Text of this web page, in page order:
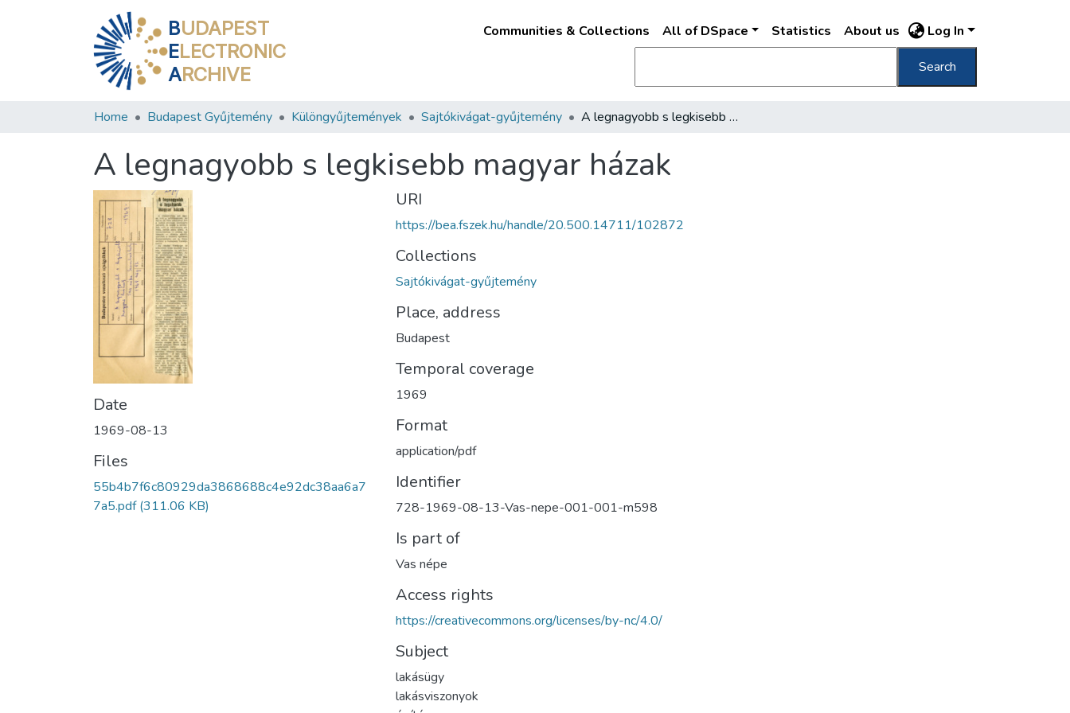
BUDAPEST
ELECTRONIC
ARCHIVE
Communities & Collections All of DSpace Statistics About us Log In
Search
Home Budapest Gyűjtemény Különgyűjtemények Sajtókivágat-gyűjtemény A legnagyobb s legkisebb magyar házak
A legnagyobb s legkisebb magyar házak
Date
1969-08-13
Files
55b4b7f6c80929da3868688c4e92dc38aa6a7
7a5.pdf(311.06 KB)
URI
https://bea.fszek.hu/handle/20.500.14711/102872
Collections
Sajtókivágat-gyűjtemény
Place, address
Budapest
Temporal coverage
1969
Format
application/pdf
Identifier
728-1969-08-13-Vas-nepe-001-001-m598
Is part of
Vas népe
Access rights
https://creativecommons.org/licenses/by-nc/4.0/
Subject
lakásügy
lakásviszonyok